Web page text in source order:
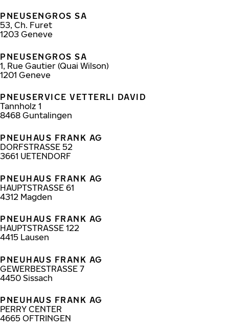
PNEUSENGROS SA
53, Ch. Furet
1203 Geneve
PNEUSENGROS SA
1, Rue Gautier (Quai Wilson)
1201 Geneve
PNEUSERVICE VETTERLI DAVID
Tannholz 1
8468 Guntalingen
PNEUHAUS FRANK AG
DORFSTRASSE 52
3661 UETENDORF
PNEUHAUS FRANK AG
HAUPTSTRASSE 61
4312 Magden
PNEUHAUS FRANK AG
HAUPTSTRASSE 122
4415 Lausen
PNEUHAUS FRANK AG
GEWERBESTRASSE 7
4450 Sissach
PNEUHAUS FRANK AG
PERRY CENTER
4665 OFTRINGEN